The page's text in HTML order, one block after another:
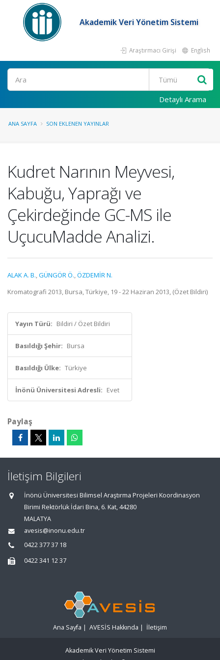
Akademik Veri Yönetim Sistemi
Araştırmacı Girişi English
Ara
Detaylı Arama
ANA SAYFA SON EKLENEN YAYINLAR
Kudret Narının Meyvesi,
Kabuğu, Yaprağı ve
Çekirdeğinde GC-MS ile
UçucuMadde Analizi.
ALAK A. B.,GÜNGÖR Ö.,ÖZDEMİR N.
Kromatografi 2013, Bursa, Türkiye, 19 - 22 Haziran 2013, (Özet Bildiri)
Yayın Türü: Bildiri / Özet Bildiri
Basıldığı Şehir: Bursa
Basıldığı Ülke: Türkiye
İnönü Üniversitesi Adresli: Evet
Paylaş
İletişim Bilgileri
İnönü Üniversitesi Bilimsel Araştırma Projeleri Koordinasyon
Birimi Rektörlük İdari Bina, 6. Kat, 44280
MALATYA
avesis@inonu.edu.tr
0422 377 37 18
0422 341 12 37
Ana Sayfa | AVESİS Hakkında | İletişim
Akademik Veri Yönetim Sistemi